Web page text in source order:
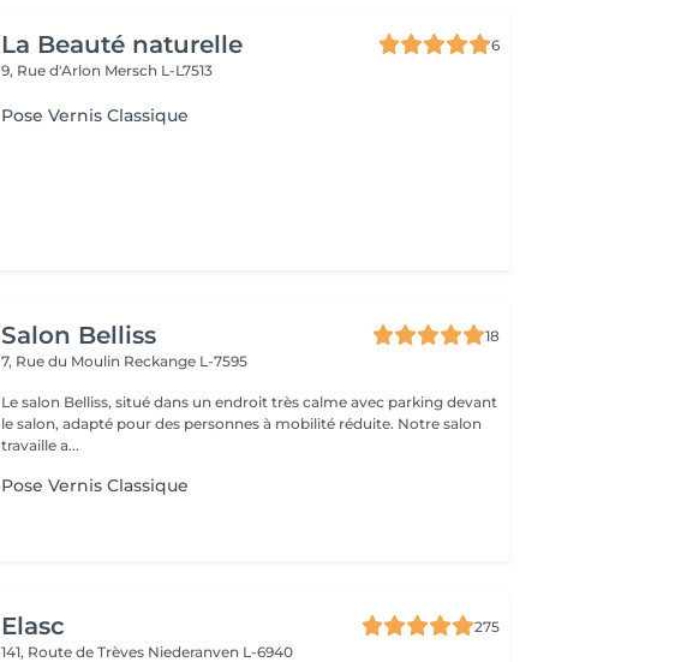
La Beauté naturelle
6
9, Rue d'Arlon Mersch L-L7513
Pose Vernis Classique
Salon Belliss
18
7, Rue du Moulin Reckange L-7595
Le salon Belliss, situé dans un endroit très calme avec parking devant
le salon, adapté pour des personnes à mobilité réduite. Notre salon
travaille a...
Pose Vernis Classique
Elasc
275
141, Route de Trèves Niederanven L-6940